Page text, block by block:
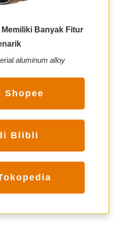
Banyak Fitur
aluminum alloy
Shopee
Blibli